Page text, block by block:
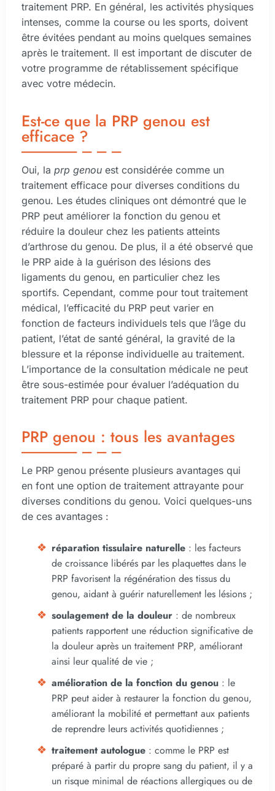
traitement PRP. En général, les activités physiques
intenses, comme la course ou les sports, doivent
être évitées pendant au moins quelques semaines
après le traitement. Il est important de discuter de
votre programme de rétablissement spécifique
avec votre médecin.
Est-ce que la PRP genou est
efficace ?
Oui, la prp genou est considérée comme un
traitement efficace pour diverses conditions du
genou. Les études cliniques ont démontré que le
PRP peut améliorer la fonction du genou et
réduire la douleur chez les patients atteints
d’arthrose du genou. De plus, il a été observé que
le PRP aide à la guérison des lésions des
ligaments du genou, en particulier chez les
sportifs. Cependant, comme pour tout traitement
médical, l’efficacité du PRP peut varier en
fonction de facteurs individuels tels que l’âge du
patient, l’état de santé général, la gravité de la
blessure et la réponse individuelle au traitement.
L’importance de la consultation médicale ne peut
être sous-estimée pour évaluer l’adéquation du
traitement PRP pour chaque patient.
PRP genou : tous les avantages
Le PRP genou présente plusieurs avantages qui
en font une option de traitement attrayante pour
diverses conditions du genou. Voici quelques-uns
de ces avantages :
réparation tissulaire naturelle : les facteurs
de croissance libérés par les plaquettes dans le
PRP favorisent la régénération des tissus du
genou, aidant à guérir naturellement les lésions ;
soulagement de la douleur : de nombreux
patients rapportent une réduction significative de
la douleur après un traitement PRP, améliorant
ainsi leur qualité de vie ;
amélioration de la fonction du genou : le
PRP peut aider à restaurer la fonction du genou,
améliorant la mobilité et permettant aux patients
de reprendre leurs activités quotidiennes ;
traitement autologue : comme le PRP est
préparé à partir du propre sang du patient, il y a
un risque minimal de réactions allergiques ou de